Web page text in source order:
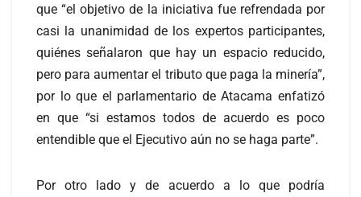
que “el objetivo de la iniciativa fue refrendada por
casi la unanimidad de los expertos participantes,
quiénes señalaron que hay un espacio reducido,
pero para aumentar el tributo que paga la minería”,
por lo que el parlamentario de Atacama enfatizó
en que “si estamos todos de acuerdo es poco
entendible que el Ejecutivo aún no se haga parte”.
Por otro lado y de acuerdo a lo que podría